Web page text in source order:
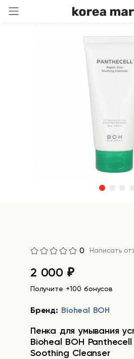
0 Написать
2 000 ₽
Получите +100 бонусов
Бренд: Bioheal BOH
Пенка для умывания
Bioheal BOH
Soothing Cleanser